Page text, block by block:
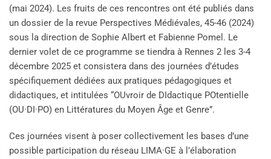
(mai 2024). Les fruits de ces rencontres ont été publiés dans
un dossier de la revue Perspectives Médiévales, 45-46 (2024)
sous la direction de Sophie Albert et Fabienne Pomel. Le
dernier volet de ce programme se tiendra à Rennes 2 les 3-4
décembre 2025 et consistera dans des journées d’études
spécifiquement dédiées aux pratiques pédagogiques et
didactiques, et intitulées “OUvroir de DIdactique POtentielle
(OU·DI·PO) en Littératures du Moyen Âge et Genre”.
Ces journées visent à poser collectivement les bases d’une
possible participation du réseau LIMA·GE à l’élaboration